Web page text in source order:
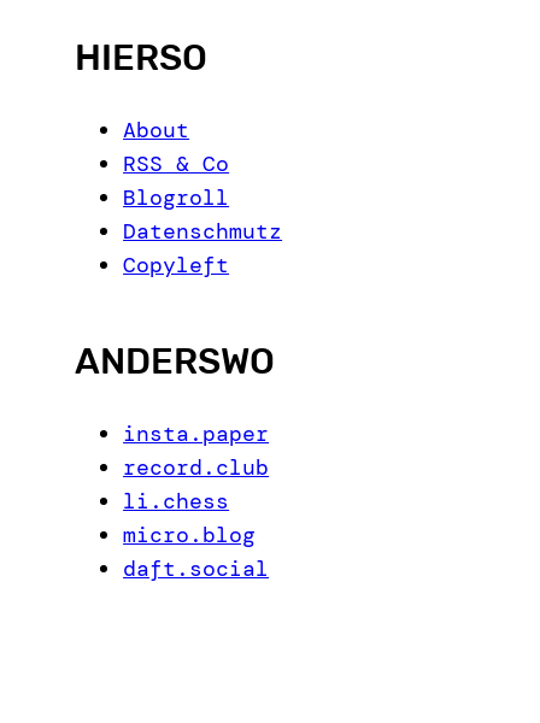
HIERSO
About
RSS & Co
Blogroll
Datenschmutz
Copyleft
ANDERSWO
insta.paper
record.club
li.chess
micro.blog
daft.social